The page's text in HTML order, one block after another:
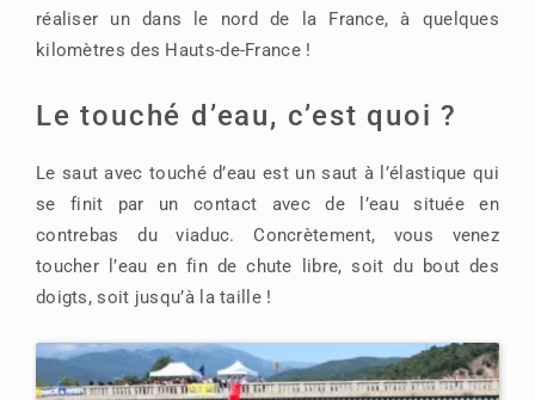
réaliser un dans le nord de la France, à quelques
kilomètres des Hauts-de-France !
Le touché d’eau, c’est quoi ?
Le saut avec touché d’eau est un saut à l’élastique qui
se finit par un contact avec de l’eau située en
contrebas du viaduc. Concrètement, vous venez
toucher l’eau en fin de chute libre, soit du bout des
doigts, soit jusqu’à la taille !